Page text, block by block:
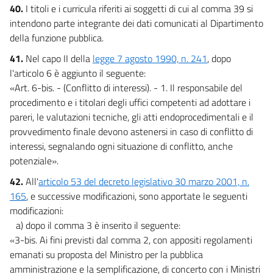
40. I titoli e i curricula riferiti ai soggetti di cui al comma 39 si
intendono parte integrante dei dati comunicati al Dipartimento
della funzione pubblica.
41. Nel capo II della legge 7 agosto 1990, n. 241, dopo
l'articolo 6 è aggiunto il seguente:
«Art. 6-bis. - (Conflitto di interessi). - 1. Il responsabile del
procedimento e i titolari degli uffici competenti ad adottare i
pareri, le valutazioni tecniche, gli atti endoprocedimentali e il
provvedimento finale devono astenersi in caso di conflitto di
interessi, segnalando ogni situazione di conflitto, anche
potenziale».
42.All'articolo 53 del decreto legislativo 30 marzo 2001, n.
165, e successive modificazioni, sono apportate le seguenti
modificazioni:
a) dopo il comma 3 è inserito il seguente:
«3-bis. Ai fini previsti dal comma 2, con appositi regolamenti
emanati su proposta del Ministro per la pubblica
amministrazione e la semplificazione, di concerto con i Ministri